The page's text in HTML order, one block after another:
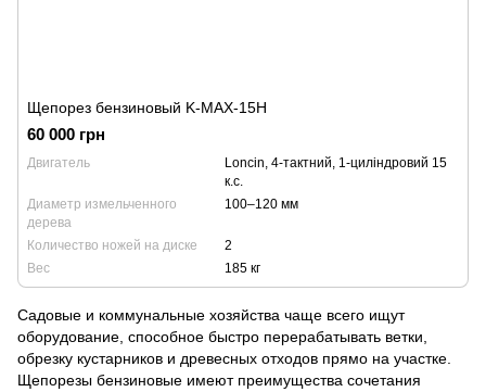
Щепорез бензиновый K-MAX-15H
60 000 грн
Двигатель
Loncin, 4-тактний, 1-циліндровий 15
к.с.
Диаметр измельченного
дерева
100–120 мм
Количество ножей на диске
2
Вес
185 кг
Садовые и коммунальные хозяйства чаще всего ищут
оборудование, способное быстро перерабатывать ветки,
обрезку кустарников и древесных отходов прямо на участке.
Щепорезы бензиновые имеют преимущества сочетания